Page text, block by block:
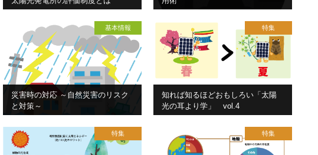
基本情報
災害時の対応 ～自然災害のリスク
と対策～
特集
知れば知るほどおもしろい「太陽
光の耳より学」 vol.4
特集 特集